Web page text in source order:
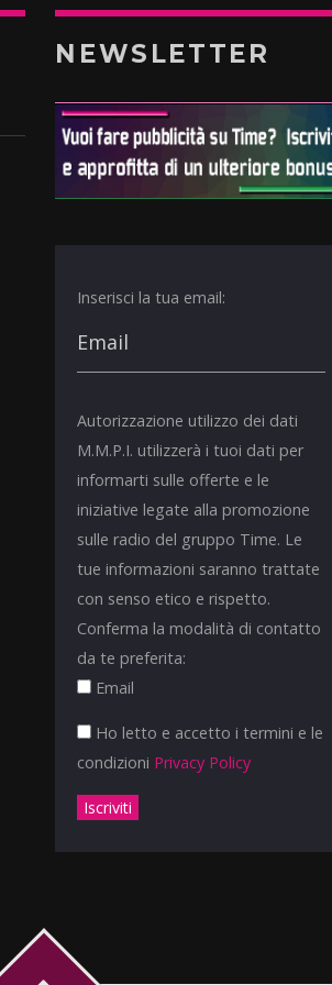
NEWSLETTER
Inserisci la tua email:
Autorizzazione utilizzo dei dati
M.M.P.I. utilizzerà i tuoi dati per
informarti sulle offerte e le
iniziative legate alla promozione
sulle radio del gruppo Time. Le
tue informazioni saranno trattate
con senso etico e rispetto.
Conferma la modalità di contatto
da te preferita:
Email
Ho letto e accetto i termini e le
condizioni Privacy Policy